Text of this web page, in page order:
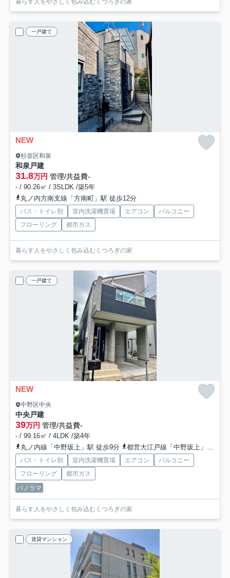
暮らす人をやさしく包み込むくつろぎの家
一戸建て
NEW
杉並区和泉
和泉戸建
31.8万円 管理/共益費-
- / 90.26㎡ / 3SLDK /築5年
丸ノ内方南支線「方南町」駅 徒歩12分
バス・トイレ別 室内洗濯機置場 エアコン
バルコニー
フローリング
都市ガス
暮らす人をやさしく包み込むくつろぎの家
一戸建て
NEW
中野区中央
中央戸建
39万円 管理/共益費-
- / 99.16㎡ / 4LDK /築4年
丸ノ内線「中野坂上」駅 徒歩9分
都営大江戸線「中野坂上」駅 徒歩9分
バス・トイレ別 室内洗濯機置場 エアコン
バルコニー
フローリング
都市ガス
パノラマ
暮らす人をやさしく包み込むくつろぎの家
賃貸マンション